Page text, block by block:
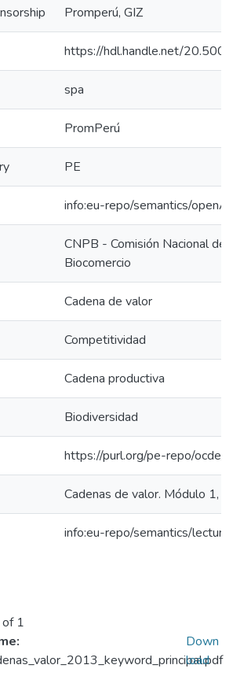
Promperú, GIZ
https://hdl.handle.net/
spa
PromPerú
PE
info:eu-repo/semantics/
CNPB - Comisión Nacional de
Biocomercio
Cadena de valor
Competitividad
Cadena productiva
Biodiversidad
https://purl.org/pe-repo/ocde/
Cadenas de valor. Módulo 1,
info:eu-repo/semantics/lecture
1
Down
load